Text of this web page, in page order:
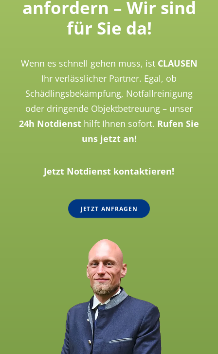
anfordern – Wir sind
für Sie da!
Wenn es schnell gehen muss, ist CLAUSEN
Ihr verlässlicher Partner. Egal, ob
Schädlingsbekämpfung, Notfallreinigung
oder dringende Objektbetreuung – unser
24h Notdienst hilft Ihnen sofort. Rufen Sie
uns jetzt an!
Jetzt Notdienst kontaktieren!
JETZT ANFRAGEN